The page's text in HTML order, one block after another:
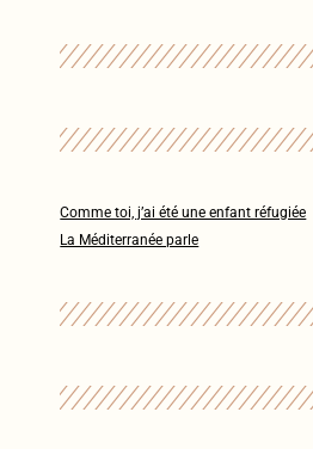
Comme toi, j’ai été une enfant réfugiée
La Méditerranée parle